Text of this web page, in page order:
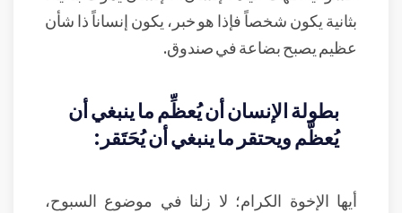
بثانية يكون شخصاً فإذا هو خبر، يكون إنساناً ذا شأن
عظيم يصبح بضاعة في صندوق.
بطولة الإنسان أن يُعظِّم ما ينبغي أن
يُعظَّم ويحتقر ما ينبغي أن يُحَتَقر:
أيها الإخوة الكرام؛ لا زلنا في موضوع السبوح،